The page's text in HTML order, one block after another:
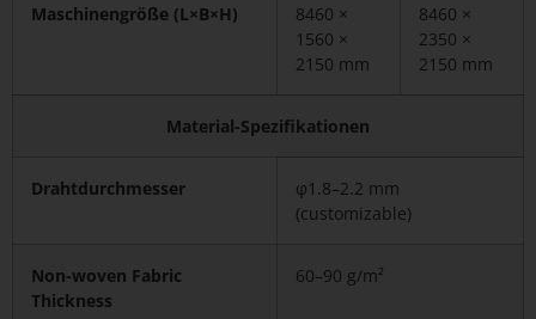
Maschinengröße (L×B×H)
8460 ×
1560 ×
2150 mm
8460 ×
2350 ×
2150 mm
Material-Spezifikationen
Drahtdurchmesser
φ1.8–2.2 mm
(customizable)
Non-woven Fabric
Thickness
60–90 g/m²